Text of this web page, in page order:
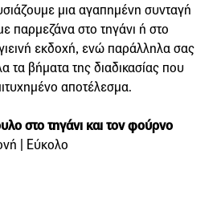
μια αγαπημένη συνταγή
παρμεζάνα στο τηγάνι ή στο
εκδοχή, ενώ παράλληλα σας
τα βήματα της διαδικασίας που
αποτέλεσμα.
στο τηγάνι και τον φούρνο
| Εύκολο